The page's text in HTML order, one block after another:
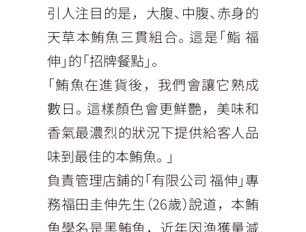
引人注目的是，大腹、中腹、赤身的
天草本鮪魚三貫組合。這是「鮨 福
伸」的「招牌餐點」。
「鮪魚在進貨後，我們會讓它熟成
數日。這樣顏色會更鮮艷，美味和
香氣最濃烈的狀況下提供給客人品
味到最佳的本鮪魚。」
負責管理店鋪的「有限公司 福伸」專
務福田圭伸先生（26歲）說道，本鮪
魚學名是黑鮪魚，近年因漁獲量減